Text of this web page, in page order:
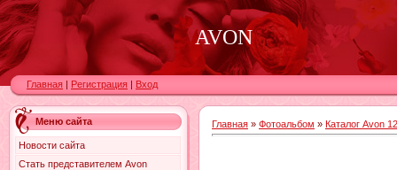
AVON
Главная | Регистрация | Вход
Меню сайта
Новости сайта
Стать представителем Avon
Главная » Фотоальбом » Каталог Avon